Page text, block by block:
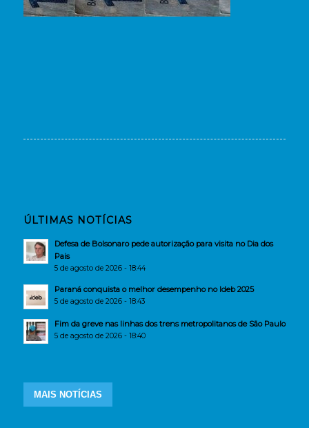
ÚLTIMAS NOTÍCIAS
Defesa de Bolsonaro pede autorização para visita no Dia dos
Pais
5 de agosto de 2026 - 18:44
Paraná conquista o melhor desempenho no Ideb 2025
5 de agosto de 2026 - 18:43
Fim da greve nas linhas dos trens metropolitanos de São Paulo
5 de agosto de 2026 - 18:40
MAIS NOTÍCIAS